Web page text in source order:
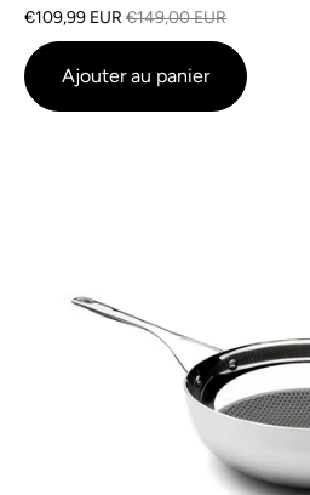
4.0
sur
5
sur
1
avis
€109,99 EUR €149,00 EUR
Ajouter au panier